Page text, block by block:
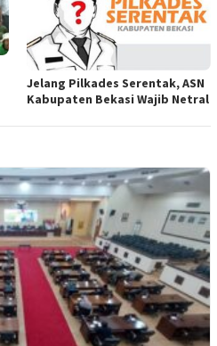
Jelang Pilkades Serentak, ASN
Kabupaten Bekasi Wajib Netral